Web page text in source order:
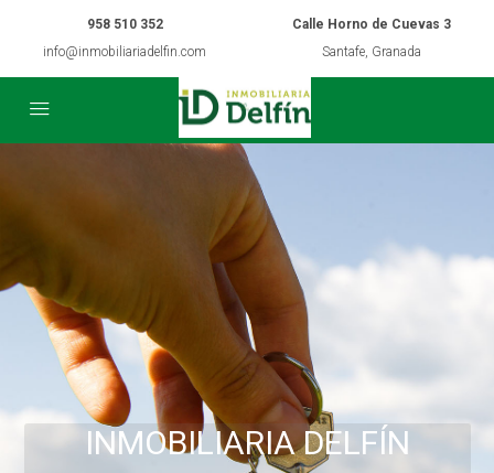
958 510 352
info@inmobiliariadelfin.com
Calle Horno de Cuevas 3
Santafe, Granada
INMOBILIARIA DELFÍN